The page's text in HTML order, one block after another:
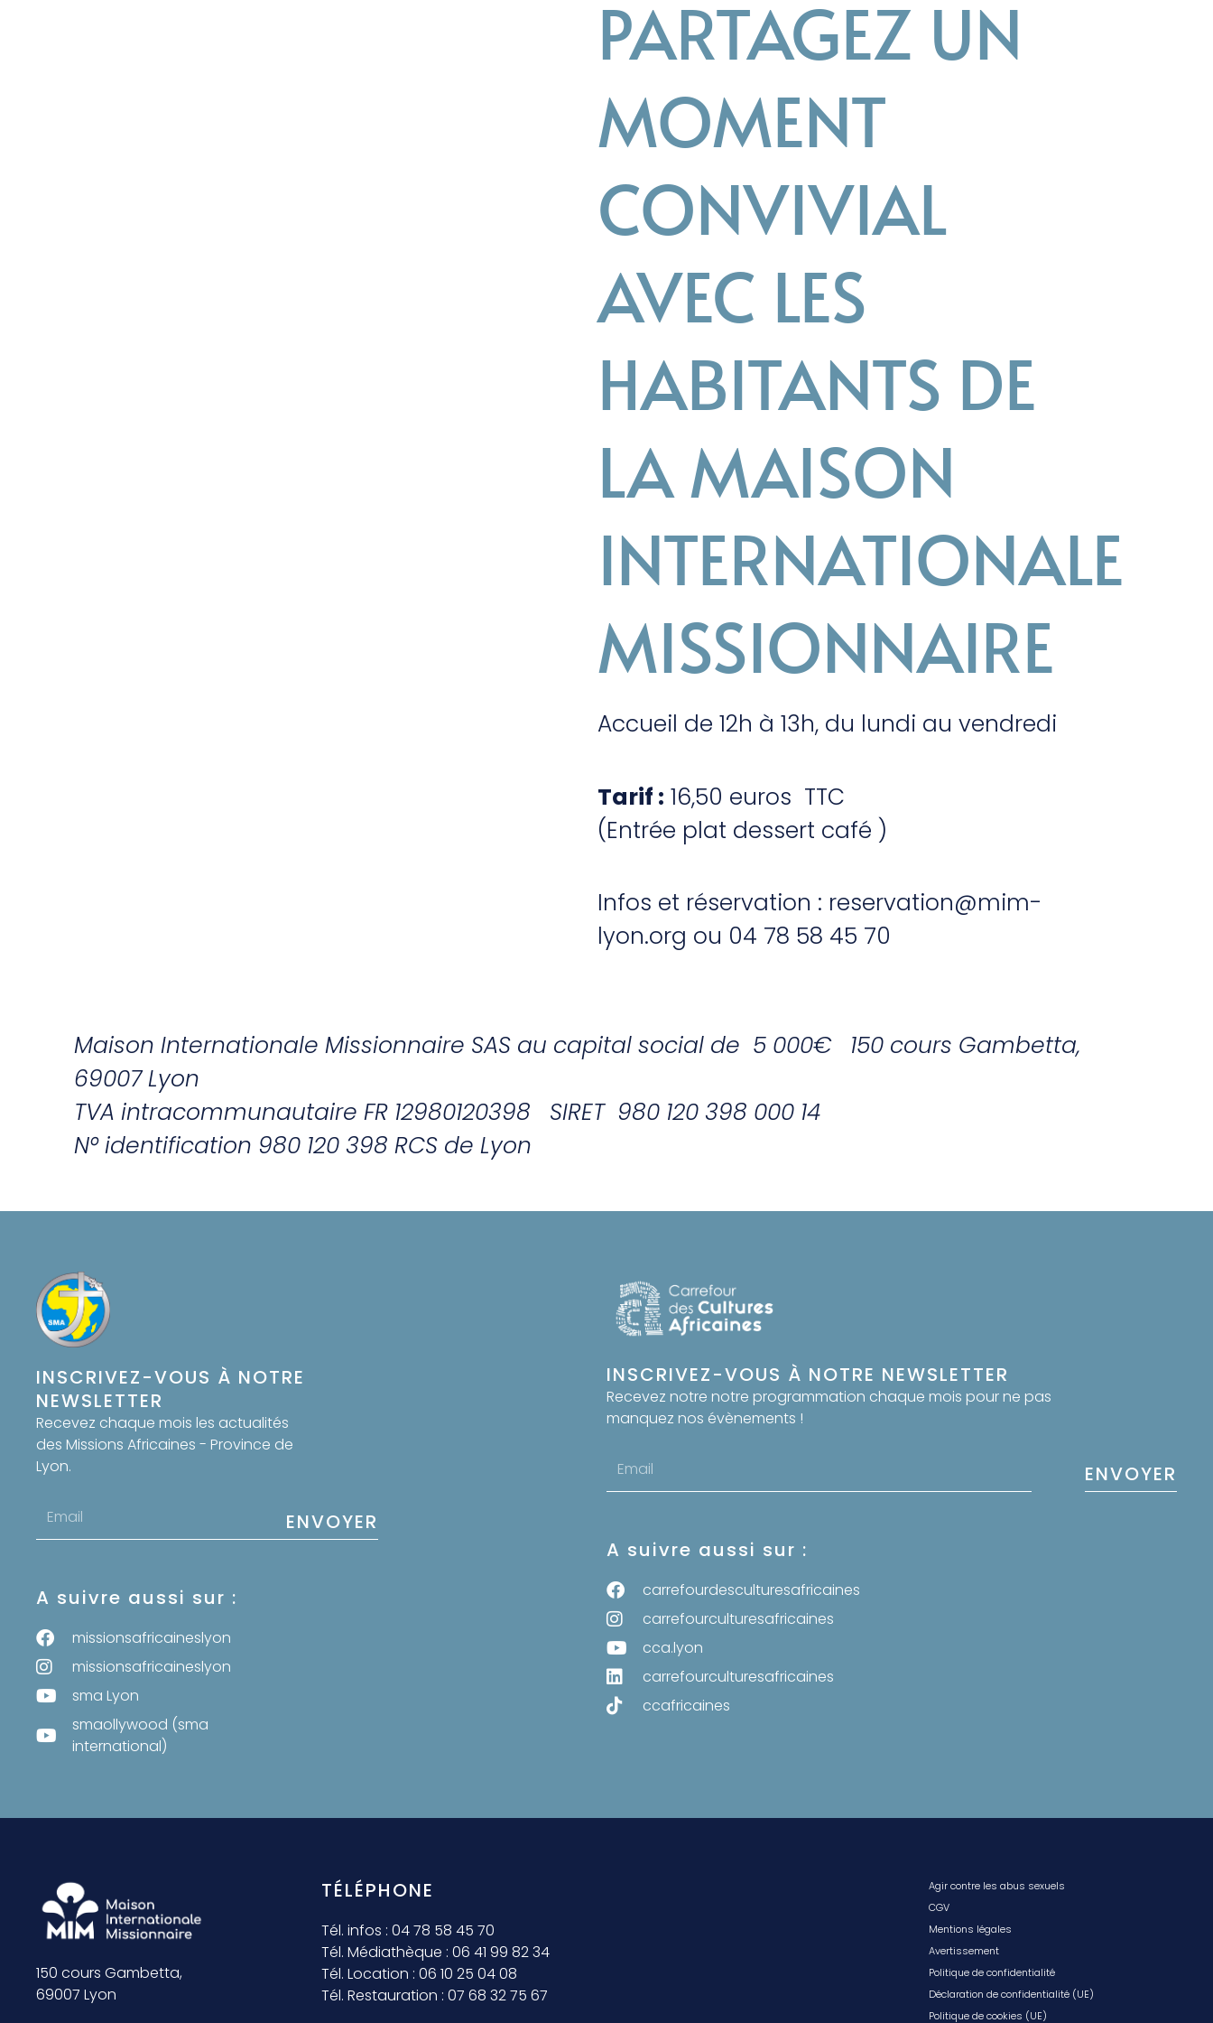
PARTAGEZ UN
MOMENT
CONVIVIAL
AVEC LES
HABITANTS DE
LA MAISON
INTERNATIONALE
MISSIONNAIRE
Accueil de 12h à 13h, du lundi au vendredi
Tarif : 16,50 euros TTC
(Entrée plat dessert café )
Infos et réservation : reservation@mim-
lyon.org ou 04 78 58 45 70
Maison Internationale Missionnaire SAS au capital social de 5 000€ 150 cours Gambetta,
69007 Lyon
TVA intracommunautaire FR 12980120398 SIRET 980 120 398 000 14
N° identification 980 120 398 RCS de Lyon
INSCRIVEZ-VOUS À NOTRE
NEWSLETTER
Recevez chaque mois les actualités
des Missions Africaines - Province de
Lyon.
Email
address
ENVOYER
A suivre aussi sur :
missionsafricaineslyon
missionsafricaineslyon
sma Lyon
smaollywood (sma
international)
INSCRIVEZ-VOUS À NOTRE NEWSLETTER
Recevez notre notre programmation chaque mois pour ne pas
manquez nos évènements !
Email
address
ENVOYER
A suivre aussi sur :
carrefourdesculturesafricaines
carrefourculturesafricaines
cca.lyon
carrefourculturesafricaines
ccafricaines
150 cours Gambetta,
69007 Lyon
TÉLÉPHONE
Tél. infos : 04 78 58 45 70
Tél. Médiathèque : 06 41 99 82 34
Tél. Location : 06 10 25 04 08
Tél. Restauration : 07 68 32 75 67
Agir contre les abus sexuels
CGV
Mentions légales
Avertissement
Politique de confidentialité
Déclaration de confidentialité (UE)
Politique de cookies (UE)